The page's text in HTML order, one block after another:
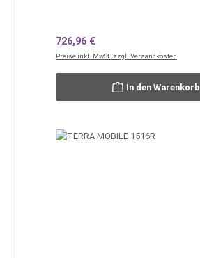
Regulärer Preis:
726,96 €
Preise inkl. MwSt. zzgl. Versandkosten
In den Warenkorb